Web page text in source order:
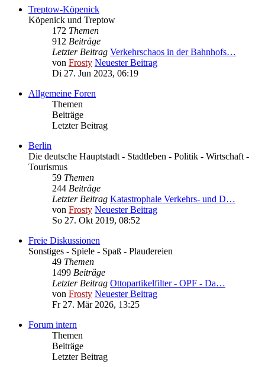
Treptow-Köpenick
Köpenick und Treptow
172 Themen
912 Beiträge
Letzter Beitrag Verkehrschaos in der Bahnhofs…
von Frosty Neuester Beitrag
Di 27. Jun 2023, 06:19
Allgemeine Foren
Themen
Beiträge
Letzter Beitrag
Berlin
Die deutsche Hauptstadt - Stadtleben - Politik - Wirtschaft -
Tourismus
59 Themen
244 Beiträge
Letzter Beitrag Katastrophale Verkehrs- und D…
von Frosty Neuester Beitrag
So 27. Okt 2019, 08:52
Freie Diskussionen
Sonstiges - Spiele - Spaß - Plaudereien
49 Themen
1499 Beiträge
Letzter Beitrag Ottopartikelfilter - OPF - Da…
von Frosty Neuester Beitrag
Fr 27. Mär 2026, 13:25
Forum intern
Themen
Beiträge
Letzter Beitrag